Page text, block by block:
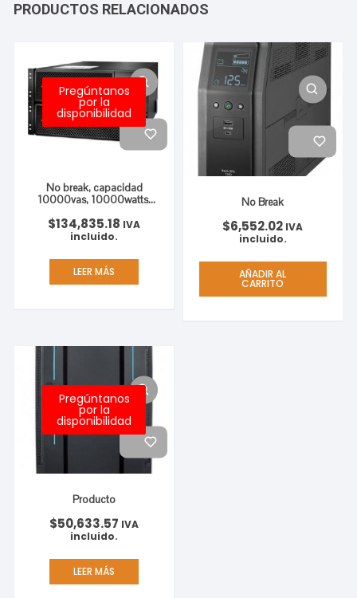
PRODUCTOS RELACIONADOS
Pregúntanos
por la
disponibilidad
No break, capacidad
10000vas, 10000watts,
$134,835.18 IVA
incluido.
LEER MÁS
No Break
$6,552.02 IVA
incluido.
AÑADIR AL
CARRITO
Pregúntanos
por la
disponibilidad
Producto
$50,633.57 IVA
incluido.
LEER MÁS